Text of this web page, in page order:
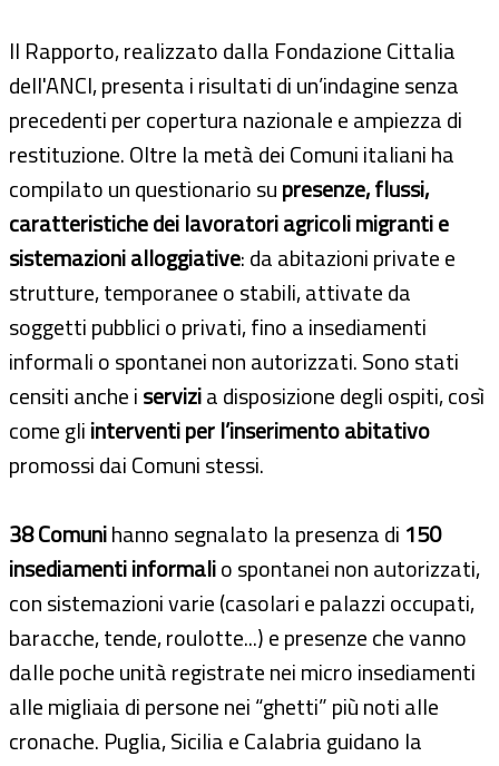
Il Rapporto, realizzato dalla Fondazione Cittalia
dell'ANCI, presenta i risultati di un’indagine senza
precedenti per copertura nazionale e ampiezza di
restituzione. Oltre la metà dei Comuni italiani ha
compilato un questionario supresenze, flussi,
caratteristiche dei lavoratori agricoli migranti e
sistemazioni alloggiative: da abitazioni private e
strutture, temporanee o stabili, attivate da
soggetti pubblici o privati, fino a insediamenti
informali o spontanei non autorizzati. Sono stati
censiti anche iservizia disposizione degli ospiti, così
come gliinterventi per l’inserimento abitativo
promossi dai Comuni stessi.
38 Comunihanno segnalato la presenza di 150
insediamenti informalio spontanei non autorizzati,
con sistemazioni varie (casolari e palazzi occupati,
baracche, tende, roulotte...) e presenze che vanno
dalle poche unità registrate nei micro insediamenti
alle migliaia di persone nei “ghetti” più noti alle
cronache. Puglia, Sicilia e Calabria guidano la